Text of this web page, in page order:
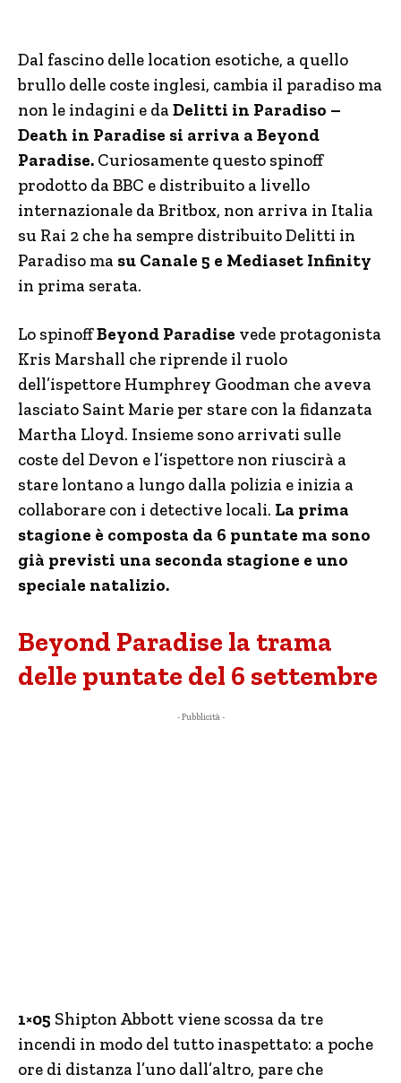
Dal fascino delle location esotiche, a quello
brullo delle coste inglesi, cambia il paradiso ma
non le indagini e daDelitti in Paradiso –
Death in Paradise si arriva a Beyond
Paradise. Curiosamente questo spinoff
prodotto da BBC e distribuito a livello
internazionale da Britbox, non arriva in Italia
su Rai 2 che ha sempre distribuito Delitti in
Paradiso ma su Canale 5 e Mediaset Infinity
in prima serata.
Lo spinoffBeyond Paradise vede protagonista
Kris Marshall che riprende il ruolo
dell’ispettore Humphrey Goodman che aveva
lasciato Saint Marie per stare con la fidanzata
Martha Lloyd. Insieme sono arrivati sulle
coste del Devon e l’ispettore non riuscirà a
stare lontano a lungo dalla polizia e inizia a
collaborare con i detective locali. La prima
stagione è composta da 6 puntate ma sono
già previsti una seconda stagione e uno
speciale natalizio.
Beyond Paradise la trama
delle puntate del 6 settembre
- Pubblicità -
1×05 Shipton Abbott viene scossa da tre
incendi in modo del tutto inaspettato: a poche
ore di distanza l’uno dall’altro, pare che